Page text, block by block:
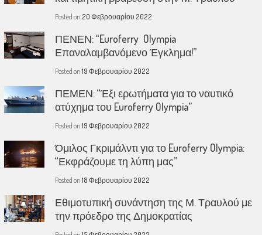
Posted on 20 Φεβρουαρίου 2022
ΠΕΝΕΝ: “Euroferry Olympia
Επαναλαμβανόμενο Έγκλημα!”
Posted on 19 Φεβρουαρίου 2022
ΠΕΜΕΝ: “Έξι ερωτήματα για το ναυτικό
ατύχημα του Euroferry Olympia”
Posted on 19 Φεβρουαρίου 2022
Όμιλος Γκριμάλντι για το Euroferry Olympia:
“Εκφράζουμε τη λύπη μας”
Posted on 18 Φεβρουαρίου 2022
Εθιμοτυπική συνάντηση της Μ. Τραυλού με
την πρόεδρο της Δημοκρατίας